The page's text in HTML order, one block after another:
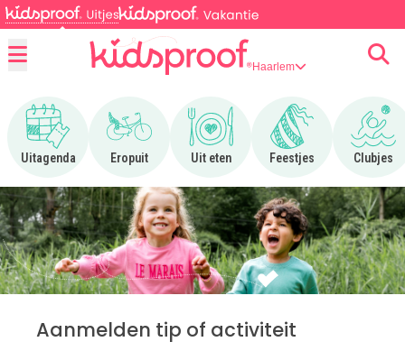
Haarlem
Uitagenda
Ga naar Uitagenda
Eropuit
Ga naar Eropuit
Uit eten
Ga naar Uit eten
Feestjes
Ga naar Feestjes
Clubjes
Ga
Aanmelden tip of activiteit